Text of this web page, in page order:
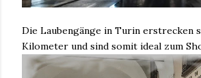
Die Laubengänge in Turin erstrecken
Kilometer und sind somit ideal zum